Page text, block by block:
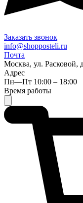
Заказать звонок
info@shopposteli.ru
Почта
Москва, ул. Расковой,
Адрес
Пн—Пт 10:00 – 18:00
Время работы